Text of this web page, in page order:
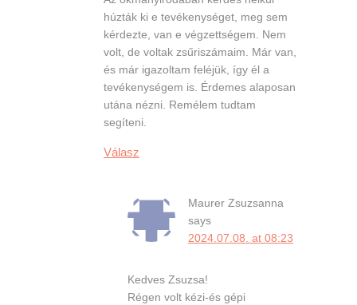
húzták ki e tevékenységet, meg sem
kérdezte, van e végzettségem. Nem
volt, de voltak zsűriszámaim. Már van,
és már igazoltam feléjük, így él a
tevékenységem is. Érdemes alaposan
utána nézni. Remélem tudtam
segíteni.
Válasz
Maurer Zsuzsanna
says
2024.07.08. at 08:23
Kedves Zsuzsa!
Régen volt kézi-és gépi